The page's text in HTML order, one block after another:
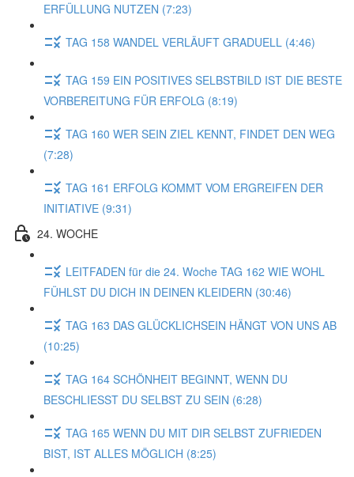
ERFÜLLUNG NUTZEN (7:23)
TAG 158 WANDEL VERLÄUFT GRADUELL (4:46)
TAG 159 EIN POSITIVES SELBSTBILD IST DIE BESTE
VORBEREITUNG FÜR ERFOLG (8:19)
TAG 160 WER SEIN ZIEL KENNT, FINDET DEN WEG
(7:28)
TAG 161 ERFOLG KOMMT VOM ERGREIFEN DER
INITIATIVE (9:31)
24. WOCHE
LEITFADEN für die 24. Woche TAG 162 WIE WOHL
FÜHLST DU DICH IN DEINEN KLEIDERN (30:46)
TAG 163 DAS GLÜCKLICHSEIN HÄNGT VON UNS AB
(10:25)
TAG 164 SCHÖNHEIT BEGINNT, WENN DU
BESCHLIESST DU SELBST ZU SEIN (6:28)
TAG 165 WENN DU MIT DIR SELBST ZUFRIEDEN
BIST, IST ALLES MÖGLICH (8:25)